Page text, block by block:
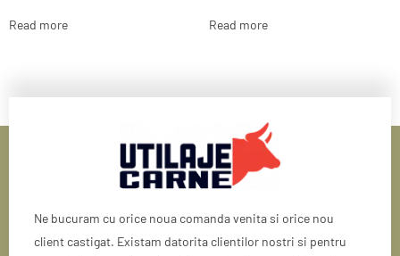
Read more Read more
Ne bucuram cu orice noua comanda venita si orice nou
client castigat. Existam datorita clientilor nostri si pentru